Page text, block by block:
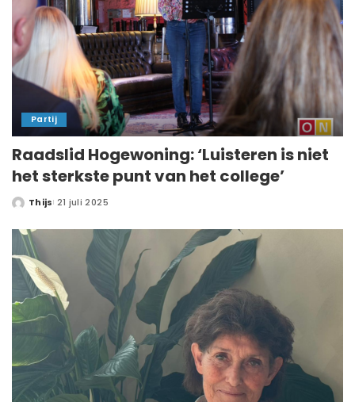
Partij
Raadslid Hogewoning: ‘Luisteren is niet
het sterkste punt van het college’
Thijs 21 juli 2025